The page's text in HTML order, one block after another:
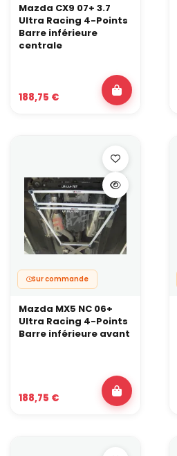
Mazda CX9 07+ 3.7
Ultra Racing 4-Points
Barre inférieure
centrale
188,75 €
Sur commande
Mazda MX5 NC 06+
Ultra Racing 4-Points
Barre inférieure avant
188,75 €